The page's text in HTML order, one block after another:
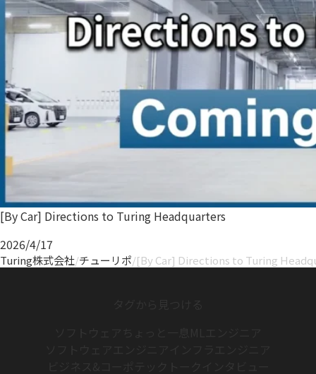
[By Car] Directions to Turing Headquarters
2026/4/17
Turing株式会社/チューリポ/[By Car] Directions to Turing